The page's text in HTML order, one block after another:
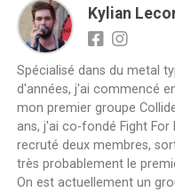
Kylian
Spécialisé dans du metal
d'années, j'ai commencé
mon premier groupe
ans, j'ai co-fondé Fight For
recruté deux membres,
très probablement le
On est actuellement un